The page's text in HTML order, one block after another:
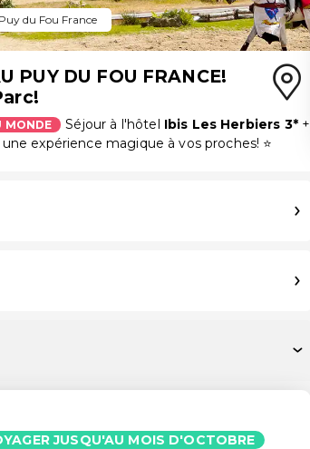
Puy du Fou France
PUY DU FOU FRANCE!
MONDE Séjour à l'hôtel Ibis Les Herbiers 3*+
expérience magique à vos proches! ⭐
JUSQU'AU MOIS D'OCTOBRE